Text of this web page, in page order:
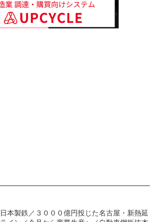
日本製鉄／３０００億円投じた名古屋・新熱延